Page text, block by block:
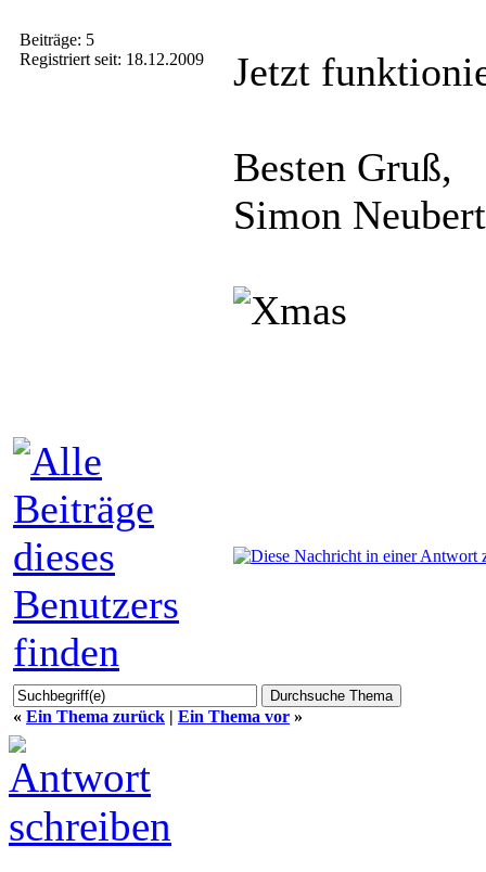
Beiträge: 5
Registriert seit: 18.12.2009
Jetzt
Besten Gruß,
Simon Neubert
« Ein Thema zurück | Ein Thema vor »